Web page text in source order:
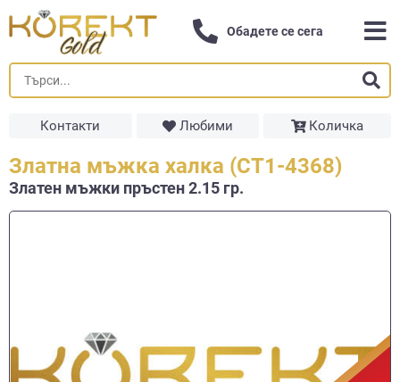
Обадете се сега
Контакти Любими Количка
Златна мъжка халка (СТ1-4368)
Златен мъжки пръстен 2.15 гр.